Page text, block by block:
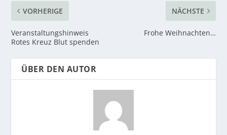
VORHERIGE
Veranstaltungshinweis
Rotes Kreuz Blut spenden
NÄCHSTE
Frohe Weihnachten…
ÜBER DEN AUTOR